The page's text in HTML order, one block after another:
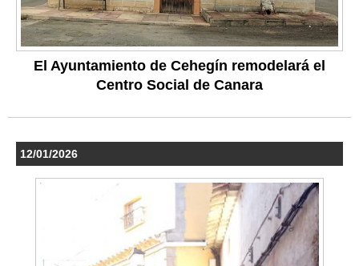
El Ayuntamiento de Cehegín remodelará el
Centro Social de Canara
12/01/2026